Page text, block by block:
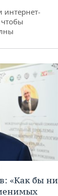
интернет-
чтобы
«Как бы ни